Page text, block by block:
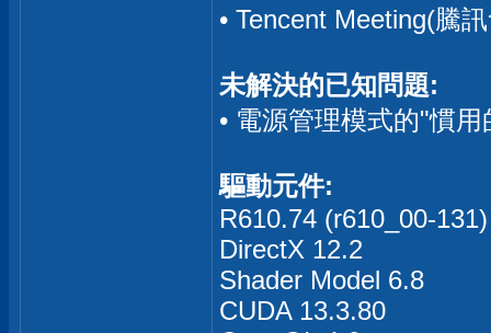
• Tencent Meeting(騰
未解決的已知問題:
• 電源管理模式的"慣
驅動元件:
R610.74 (r610_00-
DirectX 12.2
Shader Model 6.8
CUDA 13.3.80